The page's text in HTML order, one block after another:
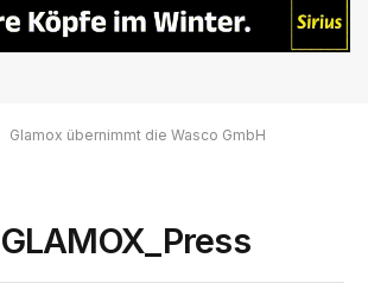
Glamox übernimmt die Wasco GmbH